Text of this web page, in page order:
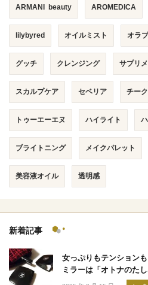
ARMANI beauty AROMEDICA
lilybyred オイルミスト オラ
グッチ クレンジング サプリ
スカルプケア セベリア チーク
トゥーエーエヌ ハイライト
ブライトニング メイクパレット
美容液オイル 透明感
新着記事
女っぷりもテンション
ミラーは「オトナのたし